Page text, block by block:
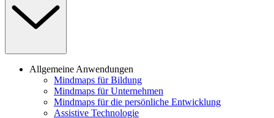
Allgemeine Anwendungen
Mindmaps für Bildung
Mindmaps für Unternehmen
Mindmaps für die persönliche Entwicklung
Assistive Technologie